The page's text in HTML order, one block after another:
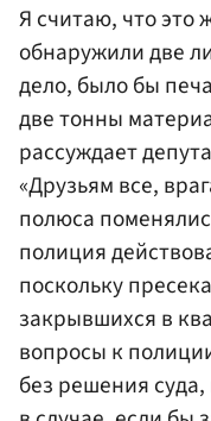
Я считаю, что это
обнаружили две
дело, было бы
две тонны
рассуждает
«Друзьям все,
полюса
полиция
поскольку
закрывшихся в
вопросы к
без решения